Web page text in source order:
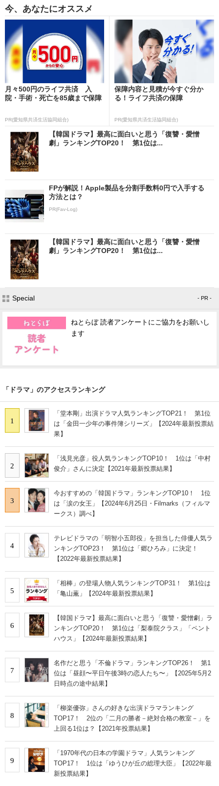
今、あなたにオススメ
月々500円のライフ共済 入
院・手術・死亡を85歳まで保障
PR(愛知県共済生活協同組合)
保障内容と見積が今すぐ分か
る！ライフ共済の保障
PR(愛知県共済生活協同組合)
【韓国ドラマ】最高に面白いと思う「復讐・愛憎
劇」ランキングTOP20！ 第1位は...
FPが解説！Apple製品を分割手数料0円で入手する
方法とは？
PR(Fav-Log)
【韓国ドラマ】最高に面白いと思う「復讐・愛憎
劇」ランキングTOP20！ 第1位は...
Special - PR -
ねとらぼ 読者アンケートにご協力をお願いし
ます
「ドラマ」のアクセスランキング
1
「堂本剛」出演ドラマ人気ランキングTOP21！ 第1位
は「金田一少年の事件簿シリーズ」【2024年最新投票結
果】
2
「浅見光彦」役人気ランキングTOP10！ 1位は「中村
俊介」さんに決定【2021年最新投票結果】
3
今おすすめの「韓国ドラマ」ランキングTOP10！ 1位
は「涙の女王」【2024年6月25日・Filmarks（フィルマ
ークス）調べ】
4
テレビドラマの「明智小五郎役」を担当した俳優人気ラ
ンキングTOP23！ 第1位は「郷ひろみ」に決定！
【2022年最新投票結果】
5
「相棒」の登場人物人気ランキングTOP31！ 第1位は
「亀山薫」【2024年最新投票結果】
6
【韓国ドラマ】最高に面白いと思う「復讐・愛憎劇」ラ
ンキングTOP20！ 第1位は「梨泰院クラス」「ペント
ハウス」【2024年最新投票結果】
7
名作だと思う「不倫ドラマ」ランキングTOP26！ 第1
位は「昼顔〜平日午後3時の恋人たち〜」【2025年5月2
日時点の途中結果】
8
「柳楽優弥」さんの好きな出演ドラマランキング
TOP17！ 2位の「二月の勝者－絶対合格の教室－」を
上回る1位は？【2021年投票結果】
9
「1970年代の日本の学園ドラマ」人気ランキング
TOP17！ 1位は「ゆうひが丘の総理大臣」【2022年最
新投票結果】